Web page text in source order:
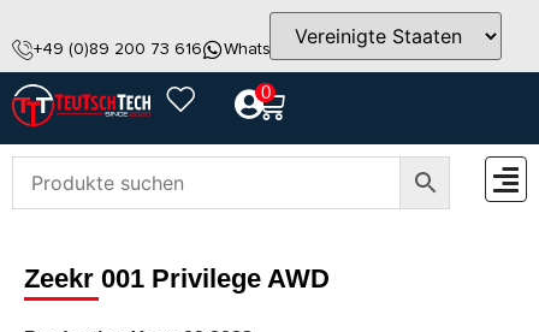
+49 (0)89 200 73 616 WhatsApp info@teutschtech.com
0
Zeekr 001 Privilege AWD